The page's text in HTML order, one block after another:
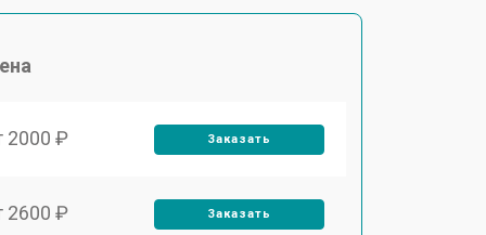
2000 ₽ Заказать
2600 ₽ Заказать